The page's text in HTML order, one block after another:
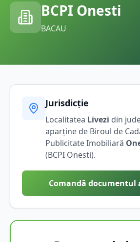
BCPI Onesti
BACAU
Jurisdicție
Localitatea Livezi din
aparține de Biroul de
Publicitate Imobiliară
(BCPI Onesti).
Comandă documentul